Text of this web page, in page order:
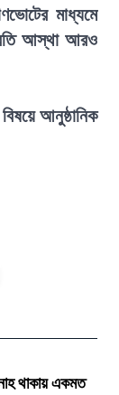
মাধ্যমে
আস্থা আরও
আনুষ্ঠানিক
থাকায় একমত